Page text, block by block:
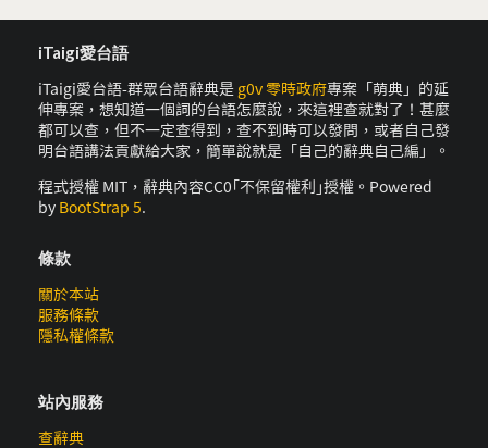
iTaigi愛台語
iTaigi愛台語-群眾台語辭典是 g0v 零時政府專案「萌典」的延
伸專案，想知道一個詞的台語怎麼說，來這裡查就對了！甚麼
都可以查，但不一定查得到，查不到時可以發問，或者自己發
明台語講法貢獻給大家，簡單說就是「自己的辭典自己編」。
程式授權 MIT，辭典內容CC0｢不保留權利｣授權。Powered
by BootStrap 5.
條款
關於本站
服務條款
隱私權條款
站內服務
查辭典